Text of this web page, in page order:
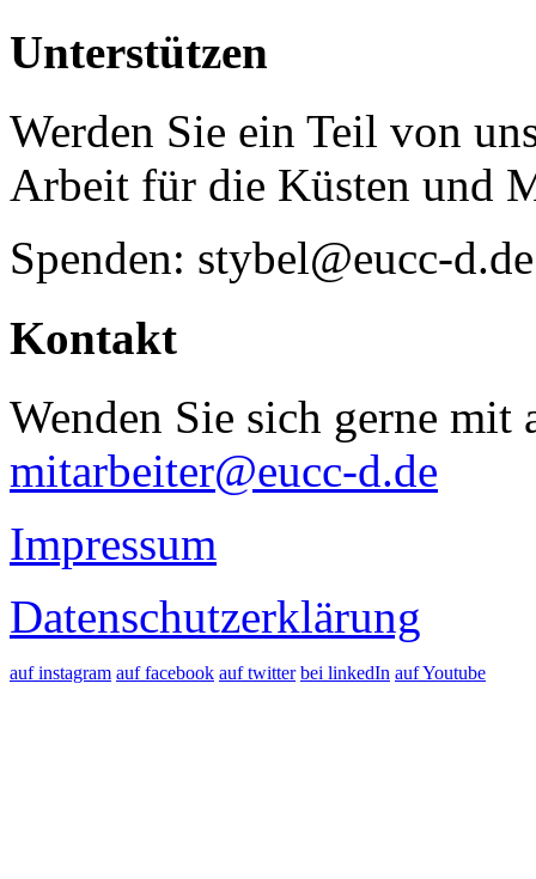
Unterstützen
Werden Sie ein Teil von
Arbeit für die Küsten und
Spenden: stybel@eucc-d.de
Kontakt
Wenden Sie sich gerne mit
mitarbeiter@eucc-d.de
Impressum
Datenschutzerklärung
auf instagram auf facebook auf twitter bei linkedIn auf Youtube